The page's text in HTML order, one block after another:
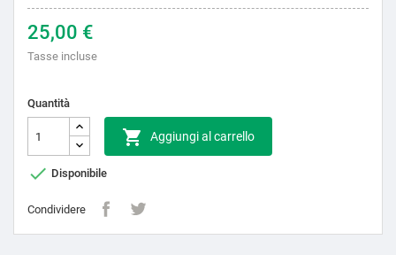
25,00 €
Tasse incluse
Quantità
 Aggiungi al carrello
 Disponibile
Condividere